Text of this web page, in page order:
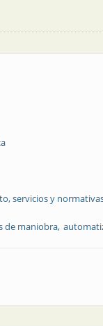
servicios y
de maniobra